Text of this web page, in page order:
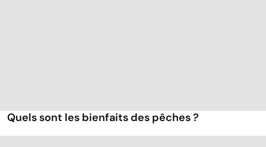
Quels sont les bienfaits des pêches ?